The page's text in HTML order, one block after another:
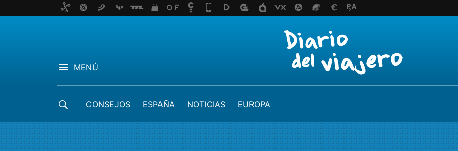
MENÚ
CONSEJOS ESPAÑA NOTICIAS EUROPA